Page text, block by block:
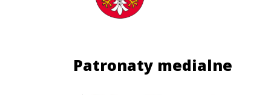
Patronaty medialne